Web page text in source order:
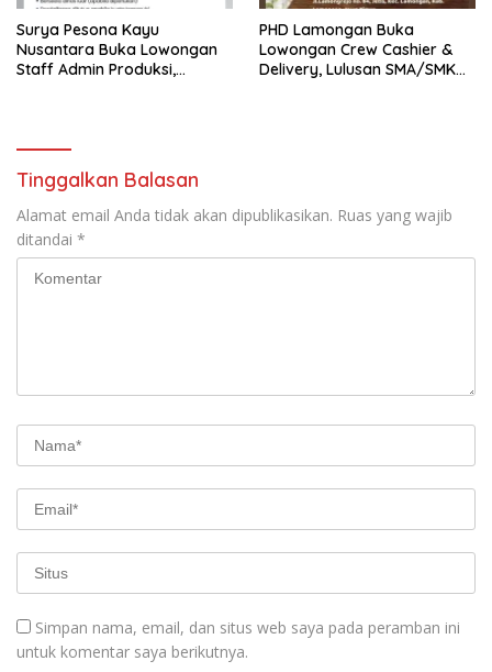
Surya Pesona Kayu
Nusantara Buka Lowongan
Staff Admin Produksi,
PHD Lamongan Buka
Lowongan Crew Cashier &
Delivery, Lulusan SMA/SMK
Tinggalkan Balasan
Alamat email Anda tidak akan dipublikasikan. Ruas yang wajib
ditandai *
Simpan nama, email, dan situs web saya pada peramban ini
untuk komentar saya berikutnya.